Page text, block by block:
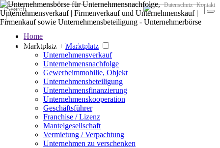
Der große Marktplatz für Unternehmen
Datenschutz Kontakt
Home
Marktplatz + Marktplatz
Unternehmensverkauf
Unternehmensnachfolge
Gewerbeimmobilie, Objekt
Unternehmensbeteiligung
Unternehmensfinanzierung
Unternehmenskooperation
Geschäftsführer
Franchise / Lizenz
Mantelgesellschaft
Vermietung / Verpachtung
Unternehmen zu verschenken